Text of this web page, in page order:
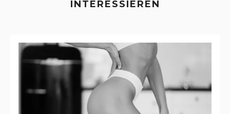
INTERESSIEREN